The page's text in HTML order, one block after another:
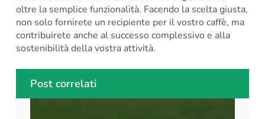
oltre la semplice funzionalità. Facendo la scelta giusta,
non solo fornirete un recipiente per il vostro caffè, ma
contribuirete anche al successo complessivo e alla
sostenibilità della vostra attività.
Post correlati